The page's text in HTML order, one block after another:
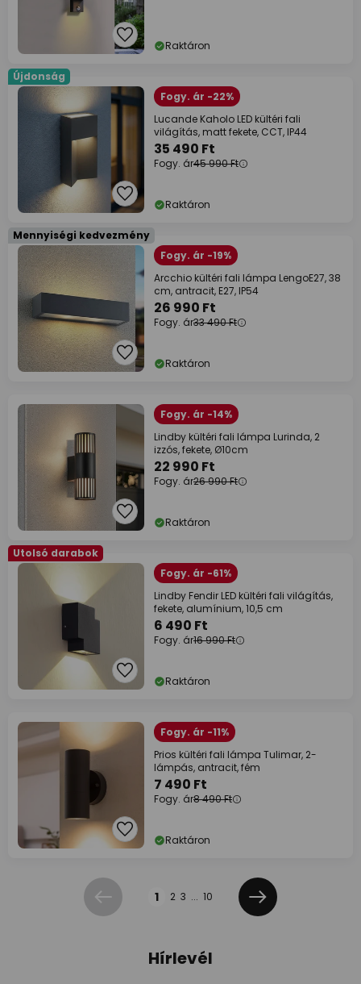
Raktáron
Újdonság
Fogy. ár -22%
Lucande Kaholo LED kültéri fali
világítás, matt fekete, CCT, IP44
35 490 Ft
Fogy. ár45 990 Ft
Raktáron
Mennyiségi kedvezmény
Fogy. ár -19%
Arcchio kültéri fali lámpa LengoE27, 38
cm, antracit, E27, IP54
26 990 Ft
Fogy. ár33 490 Ft
Raktáron
Fogy. ár -14%
Lindby kültéri fali lámpa Lurinda, 2
izzós, fekete, Ø10cm
22 990 Ft
Fogy. ár26 990 Ft
Raktáron
Utolsó darabok
Fogy. ár -61%
Lindby Fendir LED kültéri fali világítás,
fekete, alumínium, 10,5 cm
6 490 Ft
Fogy. ár16 990 Ft
Raktáron
Fogy. ár -11%
Prios kültéri fali lámpa Tulimar, 2-
lámpás, antracit, fém
7 490 Ft
Fogy. ár8 490 Ft
Raktáron
Előző 1 2 3 ... 10
Következő
Hírlevél